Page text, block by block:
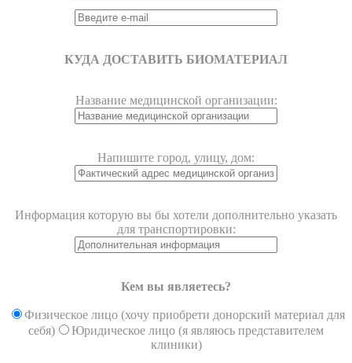
КУДА ДОСТАВИТЬ БИОМАТЕРИАЛ
Название медицинской организации:
Напишите город, улицу, дом:
Информация которую вы бы хотели дополнительно указать
для транспортировки:
Кем вы являетесь?
Физическое лицо (хочу приобрети донорский материал для
себя)
Юридическое лицо (я являюсь представителем
клиники)